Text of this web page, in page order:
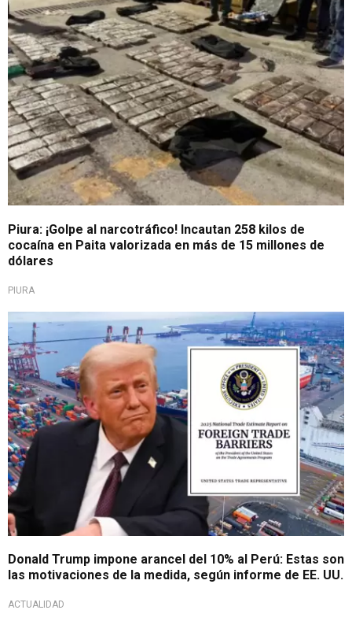
Piura: ¡Golpe al narcotráfico! Incautan 258 kilos de
cocaína en Paita valorizada en más de 15 millones de
dólares
PIURA
¿Movimiento político o preocupación real?
Donald Trump impone arancel del 10% al Perú: Estas son
las motivaciones de la medida, según informe de EE. UU.
ACTUALIDAD